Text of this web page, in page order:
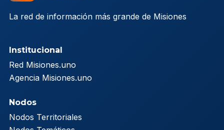
La red de información más grande de Misiones
Institucional
Red Misiones.uno
Agencia Misiones.uno
Nodos
Nodos Territoriales